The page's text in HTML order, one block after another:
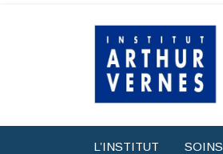
L’INSTITUT SOINS